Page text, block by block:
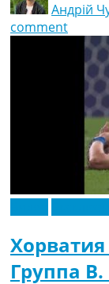
Андрій
comment
Группа